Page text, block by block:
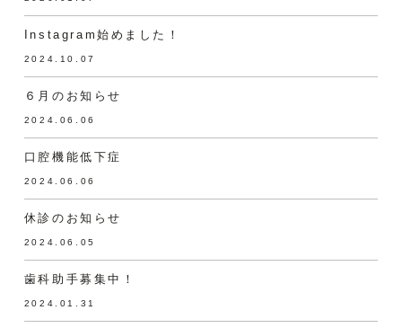
Instagram始めました！
2024.10.07
６月のお知らせ
2024.06.06
口腔機能低下症
2024.06.06
休診のお知らせ
2024.06.05
歯科助手募集中！
2024.01.31